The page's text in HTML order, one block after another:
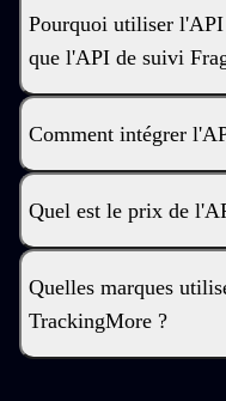
Pourquoi utiliser
que l'API de suivi
Comment intégrer
Quel est le prix de
Quelles marques
TrackingMore ?